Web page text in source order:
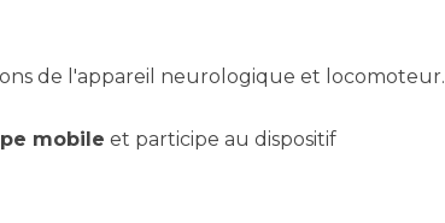
de l'appareil neurologique et locomoteur.
mobile et participe au dispositif